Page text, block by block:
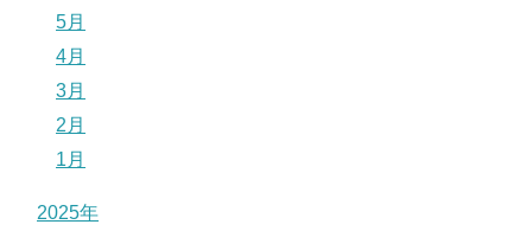
5月
4月
3月
2月
1月
2025年